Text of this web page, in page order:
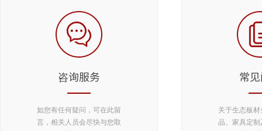
如您有任何疑问，可在此留
言，相关人员会尽快与您取
咨询服务 常
关于生态板
品、家具定